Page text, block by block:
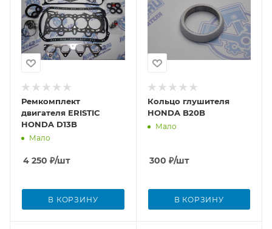
Ремкомплект
двигателя ERISTIC
HONDA D13B
Мало
4 250 ₽/шт
В КОРЗИНУ
Кольцо глушителя
HONDA B20B
Мало
300 ₽/шт
В КОРЗИНУ